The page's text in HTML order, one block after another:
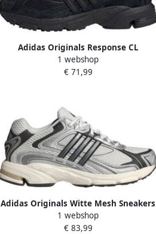
Adidas Originals Response CL
Schoenen Unisex Zwart
1 webshop
€ 71,99
Adidas Originals Witte Mesh Sneakers
Response CL Multicolor Heren
1 webshop
€ 83,99